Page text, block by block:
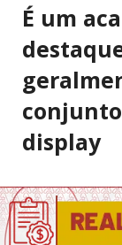
É um
display